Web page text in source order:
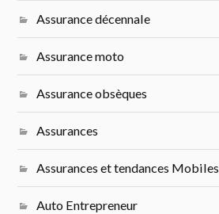
Assurance décennale
Assurance moto
Assurance obsèques
Assurances
Assurances et tendances Mobiles
Auto Entrepreneur